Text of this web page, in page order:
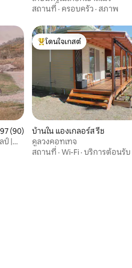
สถานที่ · ครอบครัว · สภาพ
นเฉลี่ย 4.97 จาก 5, 90 รีวิว
(90)
ป์ |
อง
โดนใจเกสต์ที่สุด
โดนใจเกสต์
บ้านใน แองเกลอร์ส รีช
คูลวงคอทเทจ
สถานที่ · Wi-Fi · บริการต้อนรับ